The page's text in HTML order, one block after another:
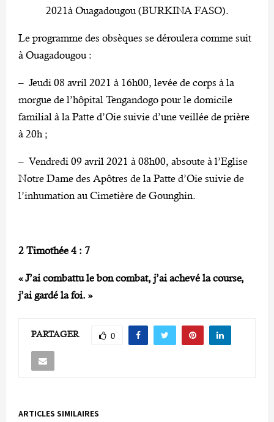
2021à Ouagadougou (BURKINA FASO).
Le programme des obsèques se déroulera comme suit
à Ouagadougou :
– Jeudi 08 avril 2021 à 16h00, levée de corps à la
morgue de l’hôpital Tengandogo pour le domicile
familial à la Patte d’Oie suivie d’une veillée de prière
à 20h ;
– Vendredi 09 avril 2021 à 08h00, absoute à l’Eglise
Notre Dame des Apôtres de la Patte d’Oie suivie de
l’inhumation au Cimetière de Gounghin.
2 Timothée 4 : 7
« J’ai combattu le bon combat, j’ai achevé la course,
j’ai gardé la foi. »
PARTAGER 0
ARTICLES SIMILAIRES